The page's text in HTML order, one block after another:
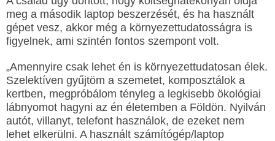
meg a második laptop beszerzését, és ha használt
gépet vesz, akkor még a környezettudatosságra is
figyelnek, ami szintén fontos szempont volt.
„Amennyire csak lehet én is környezettudatosan élek.
Szelektíven gyűjtöm a szemetet, komposztálok a
kertben, megpróbálom tényleg a legkisebb ökológiai
lábnyomot hagyni az én életemben a Földön. Nyilván
autót, villanyt, telefont használok, de ezeket nem
lehet elkerülni. A használt számítógép/laptop